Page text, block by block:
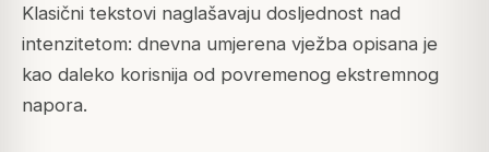
Klasični tekstovi naglašavaju dosljednost nad
intenzitetom: dnevna umjerena vježba opisana je
kao daleko korisnija od povremenog ekstremnog
napora.